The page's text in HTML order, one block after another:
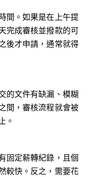
間。如果是在上午提
完成審核並撥款的可
後才申請，通常就得
的文件有缺漏、模糊
間，審核流程就會被
。
固定薪轉紀錄，且個
較快。反之，需要花